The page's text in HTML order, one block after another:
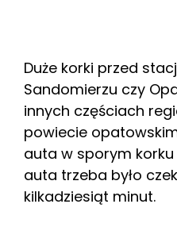
Duże korki przed
Sandomierzu czy
innych częściach
powiecie
auta w sporym
auta trzeba było
kilkadziesiąt minut.